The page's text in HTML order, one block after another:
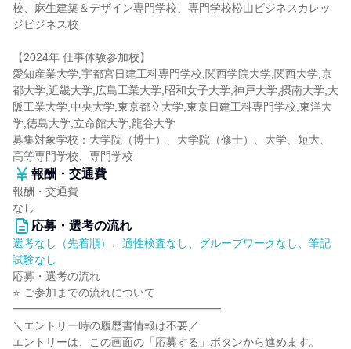
校、麻生建築＆デザイン専門学校、専門学校松山ビジネスカレッ
ジビジネス校
【2024年 仕事体験参加校】
愛知産業大学,宇都宮日建工科専門学校,関西学院大学,関西大学,京
都大学,近畿大学,広島工業大学,昭和女子大学,神戸大学,摂南大学,大
阪工業大学,中央大学,東京都立大学,東京日建工科専門学校,東洋大
学,徳島大学,立命館大学,龍谷大学
募集対象学校：大学院（博士）、大学院（修士）、大学、短大、
高等専門学校、専門学校
報酬・交通費
報酬・交通費
なし
応募・選考の流れ
選考なし（先着順）、適性検査なし、グループワークなし、筆記
試験なし
応募・選考の流れ
⭐ ご参加までの流れについて
━━━━━━━━━━━━━━━━━━━
＼エントリー時の履歴書情報は不要／
エントリーは、この画面の「応募する」ボタンから進めます。